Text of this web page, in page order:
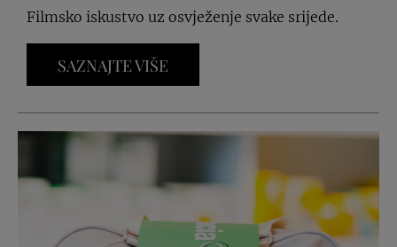
Filmsko iskustvo uz osvježenje svake srijede.
SAZNAJTE VIŠE